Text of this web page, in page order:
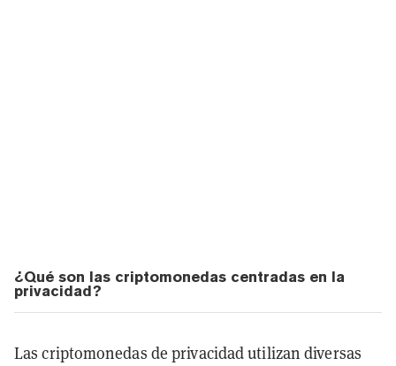
¿Qué son las criptomonedas centradas en la
privacidad?
Las criptomonedas de privacidad utilizan diversas